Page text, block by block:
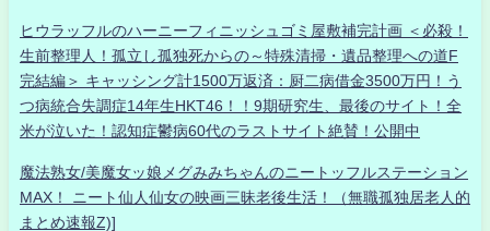
ヒウラッフルのハーニーフィニッシュゴミ屋敷補完計画 ＜必殺！
生前整理人！孤立し孤独死からの～特殊清掃・遺品整理への道F
完結編＞ キャッシング計1500万返済：厨二病借金3500万円！う
つ病統合失調症14年生HKT46！！9期研究生、最後のサイト！全
米が泣いた！認知症鬱病60代のラストサイト絶賛！公開中
魔法熟女/美魔女ッ娘メグみみちゃんのニートッフルステーション
MAX！ ニート仙人仙女の映画三昧老後生活！（無職孤独居老人的
まとめ速報Z)]